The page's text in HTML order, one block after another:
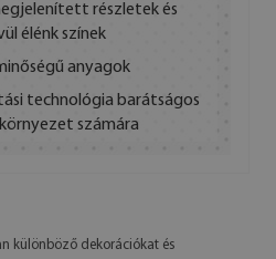
részletek és
élénk színek
anyagok
technológia barátságos
számára
különböző dekorációkat és